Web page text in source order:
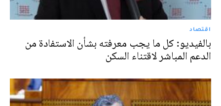
اقتصاد
بالفيديو: كل ما يجب معرفته بشأن الاستفادة من
الدعم المباشر لاقتناء السكن